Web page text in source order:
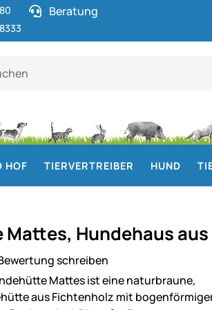
Beratung
HOF TIERVERTREIBER HUND
Hundehaus
schreiben